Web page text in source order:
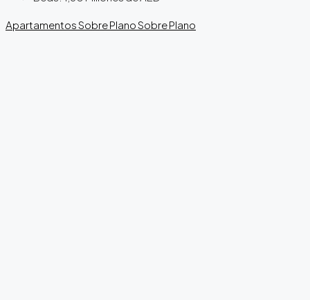
ApartamentosSobre PlanoSobre Plano